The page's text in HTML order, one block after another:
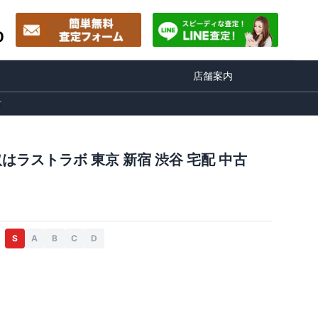
店舗案内
ストラボ 東京 新宿 渋谷 宅配 中古
S A B C D